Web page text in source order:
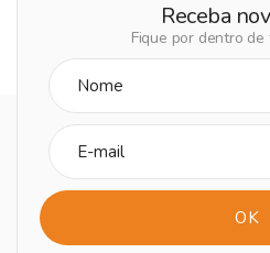
Receba
Fique por dentro de